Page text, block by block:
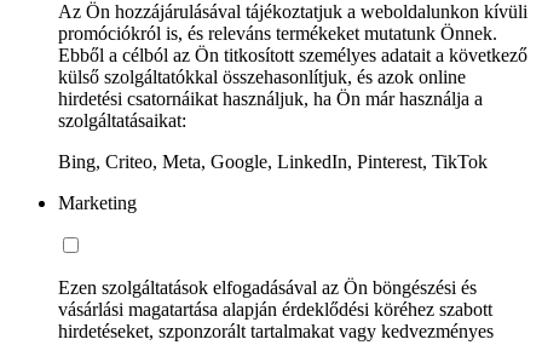
Az Ön hozzájárulásával tájékoztatjuk a weboldalunkon kívüli
promóciókról is, és releváns termékeket mutatunk Önnek.
Ebből a célból az Ön titkosított személyes adatait a következő
külső szolgáltatókkal összehasonlítjuk, és azok online
hirdetési csatornáikat használjuk, ha Ön már használja a
szolgáltatásaikat:
Bing, Criteo, Meta, Google, LinkedIn, Pinterest, TikTok
Marketing
Ezen szolgáltatások elfogadásával az Ön böngészési és
vásárlási magatartása alapján érdeklődési köréhez szabott
hirdetéseket, szponzorált tartalmakat vagy kedvezményes